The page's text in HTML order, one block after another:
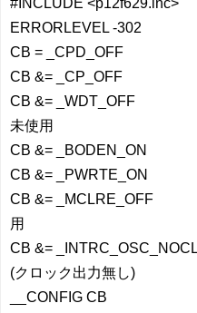
#INCLUDE <p12f629.inc>
ERRORLEVEL -302 ;
CB = _CPD_OFF ;
CB &= _CP_OFF ;
CB &= _WDT_OFF ;
未使用
CB &= _BODEN_ON
CB &= _PWRTE_ON
CB &=
用
CB &=
(クロック出力無し)
__CONFIG CB